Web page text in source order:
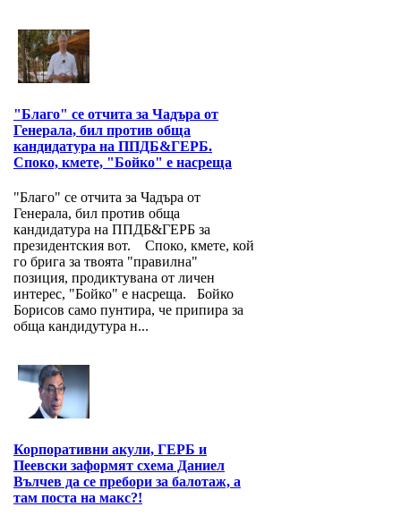
"Благо" се отчита за Чадъра от
Генерала, бил против обща
кандидатура на ППДБ&ГЕРБ.
Споко, кмете, "Бойко" е насреща
"Благо" се отчита за Чадъра от
Генерала, бил против обща
кандидатура на ППДБ&ГЕРБ за
президентския вот. Споко, кмете, кой
го брига за твоята "правилна"
позиция, продиктувана от личен
интерес, "Бойко" е насреща. Бойко
Борисов само пунтира, че припира за
обща кандидутура н...
Корпоративни акули, ГЕРБ и
Пеевски заформят схема Даниел
Вълчев да се пребори за балотаж, а
там поста на макс?!